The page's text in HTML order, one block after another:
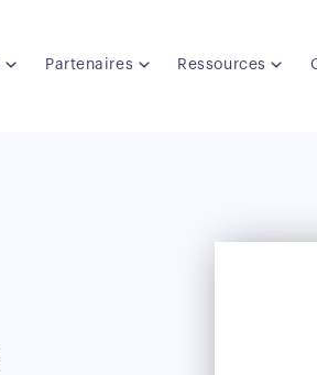
Partenaires Ressources